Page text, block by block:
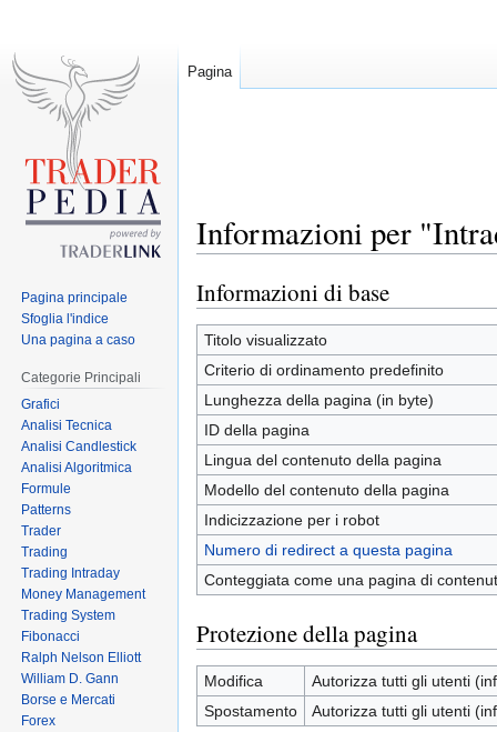
Informazioni per
Jump
to
navigation
Jump
to
search
Informazioni di base
Titolo visualizzato
Criterio di ordinamento predefinito
Lunghezza della pagina (in byte)
ID della pagina
Lingua del contenuto della pagina
Modello del contenuto della pagina
Indicizzazione per i robot
Numero di redirect a questa pagina
Conteggiata come una pagina di
Protezione della pagina
Modifica
Autorizza tutti gli utenti
Spostamento
Autorizza tutti gli utenti
Pagina
Pagina principale
Sfoglia l'indice
Una pagina a caso
Categorie Principali
Grafici
Analisi Tecnica
Analisi Candlestick
Analisi Algoritmica
Formule
Patterns
Trader
Trading
Trading Intraday
Money Management
Trading System
Fibonacci
Ralph Nelson Elliott
William D. Gann
Borse e Mercati
Forex